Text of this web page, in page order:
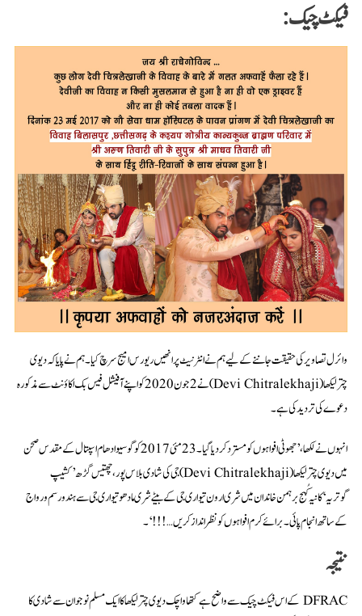
فیکٹ چیک:
وائرل تصاویر کی حقیقت جاننے کے لیے ہم نے انٹرنیٹ پر انھیں ریورس امیج سرچ کیا ۔ ہم نے پایا کہ دیوی
چترلیکھا (Devi Chitralekhaji) نے 2 جون 2020 کو اپنے آفیشل فیس بک اکاؤنٹ سے مذکورہ
دعوے کی تردید کی ہے۔
انہوں نے لکھا،’جھوٹی افواہوں کو مسترد کر دیا گیا۔ 23 مئی 2017 کو گوسیوا دھام اسپتال کے مقدس صحن
میں دیوی چترلیکھا (Devi Chitralekhaji) جی کی شادی بلاس پور ، چھتیس گڑھ ’کشیپ
گوتریہ‘کانیہ کُبج برہمن خاندان میں شری ارون تیواری جی کے بیٹے شری مادھو تیواری جی سے ہندو رسم و رواج
کے ساتھ انجام پائی۔ برائے کرم افواہوں کو نظر انداز کریں…!!!‘۔
نتیجہ
DFRAC کے اس فیکٹ چیک سے واضح ہے کتھا واچک دیوی چترلیکھا کا ایک مسلم نوجوان سے شادی کا